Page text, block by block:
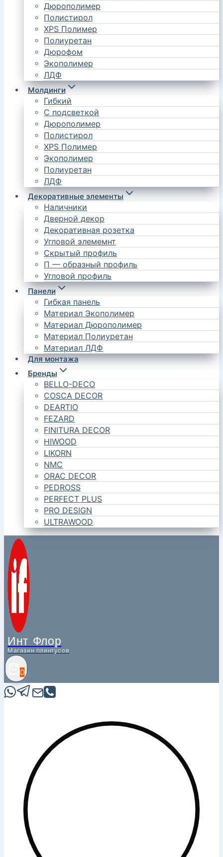
Дюрополимер
Полистирол
XPS Полимер
Полиуретан
Дюрофом
Экополимер
ЛДФ
Молдинги
Гибкий
С подсветкой
Дюрополимер
Полистирол
XPS Полимер
Экополимер
Полиуретан
ЛДФ
Декоративные элементы
Наличники
Дверной декор
Декоративная розетка
Угловой элемемнт
Скрытый профиль
П — образный профиль
Угловой профиль
Панели
Гибкая панель
Материал Экополимер
Материал Дюрополимер
Материал Полиуретан
Материал ЛДФ
Для монтажа
Бренды
BELLO-DECO
COSCA DECOR
DEARTIO
FEZARD
FINITURA DECOR
HIWOOD
LIKORN
NMC
ORAC DECOR
PEDROSS
PERFECT PLUS
PRO DESIGN
ULTRAWOOD
Инт Флор
Магазин плинтусов
0